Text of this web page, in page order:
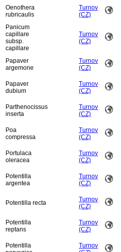
Oenothera
rubricaulis
Turnov
(CZ)
Panicum
capillare
subsp.
capillare
Turnov
(CZ)
Papaver
argemone
Turnov
(CZ)
Papaver
dubium
Turnov
(CZ)
Parthenocissus
inserta
Turnov
(CZ)
Poa
compressa
Turnov
(CZ)
Portulaca
oleracea
Turnov
(CZ)
Potentilla
argentea
Turnov
(CZ)
Potentilla recta
Turnov
(CZ)
Potentilla
reptans
Turnov
(CZ)
Potentilla
Turnov